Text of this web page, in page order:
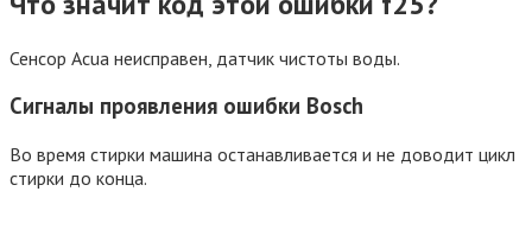
Сенсор Acua неисправен, датчик чистоты воды.
Сигналы проявления ошибки Bosсh
Во время стирки машина останавливается и не доводит цикл
стирки до конца.